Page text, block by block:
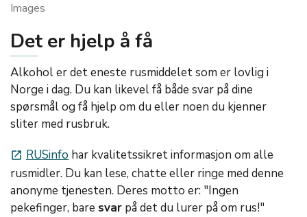
Images
Det er hjelp å få
Alkohol er det eneste rusmiddelet som er lovlig i
Norge i dag. Du kan likevel få både svar på dine
spørsmål og få hjelp om du eller noen du kjenner
sliter med rusbruk.
launch RUSinfo har kvalitetssikret informasjon om alle
rusmidler. Du kan lese, chatte eller ringe med denne
anonyme tjenesten. Deres motto er: "Ingen
pekefinger, bare svar på det du lurer på om rus!"